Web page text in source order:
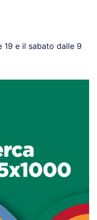
19 e il sabato dalle 9